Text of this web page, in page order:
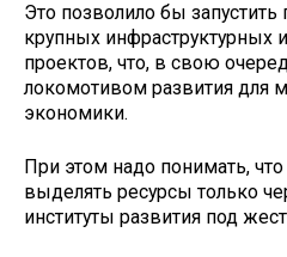
Это позволило бы запустить
крупных
проектов, что, в свою
локомотивом развития для
экономики.
При этом надо понимать,
выделять ресурсы только
институты развития под